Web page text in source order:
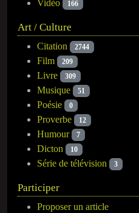
Vidéo 166
Art / Culture
Citation 2744
Film 209
Livre 309
Musique 51
Poésie 0
Proverbe 12
Humour 7
Dicton 10
Série de télévision 3
Participer
Proposer un article